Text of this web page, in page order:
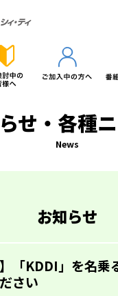
せ・各種
News
お知らせ
】「KDDI」を名乗
さい